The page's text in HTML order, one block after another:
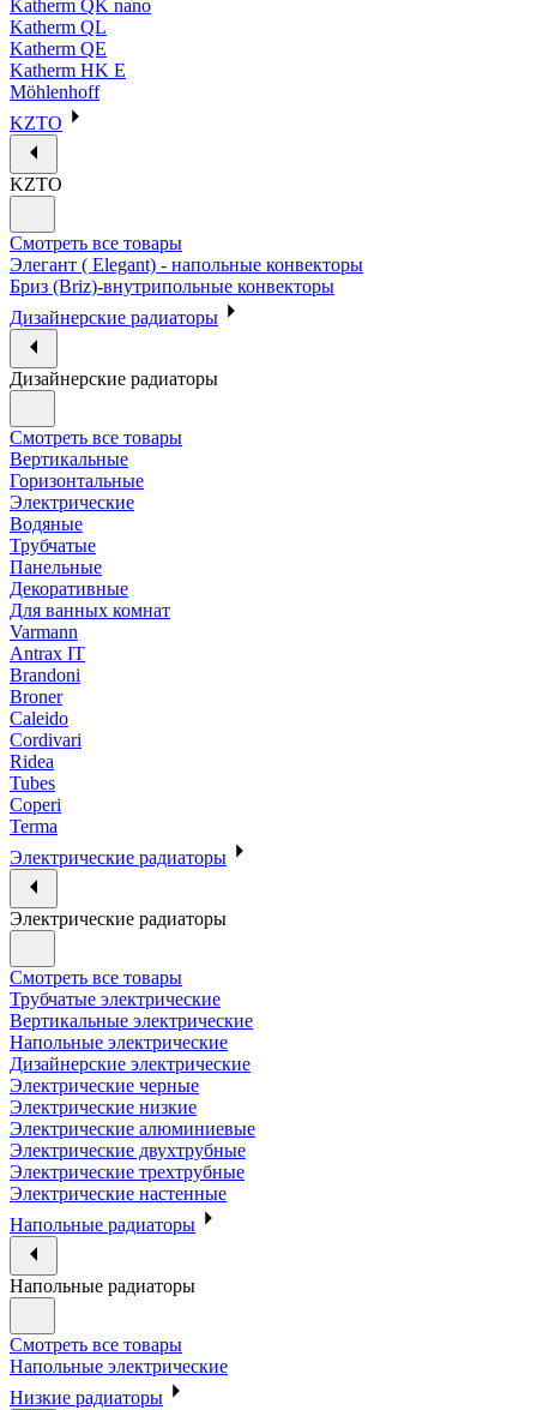
Katherm QK nano
Katherm QL
Katherm QE
Katherm HK E
Möhlenhoff
KZTO
KZTO
Смотреть все товары
Элегант ( Elegant) - напольные конвекторы
Бриз (Briz)-внутрипольные конвекторы
Дизайнерские радиаторы
Дизайнерские радиаторы
Смотреть все товары
Вертикальные
Горизонтальные
Электрические
Водяные
Трубчатые
Панельные
Декоративные
Для ванных комнат
Varmann
Antrax IT
Brandoni
Broner
Caleido
Cordivari
Ridea
Tubes
Coperi
Terma
Электрические радиаторы
Электрические радиаторы
Смотреть все товары
Трубчатые электрические
Вертикальные электрические
Напольные электрические
Дизайнерские электрические
Электрические черные
Электрические низкие
Электрические алюминиевые
Электрические двухтрубные
Электрические трехтрубные
Электрические настенные
Напольные радиаторы
Напольные радиаторы
Смотреть все товары
Напольные электрические
Низкие радиаторы